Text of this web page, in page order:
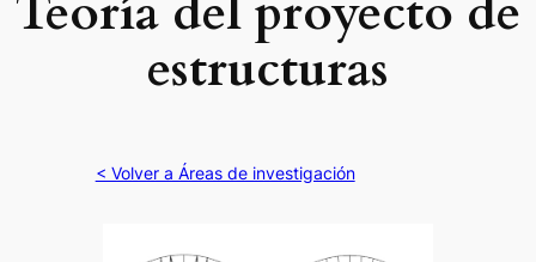
estructuras
< Volver a Áreas de investigación